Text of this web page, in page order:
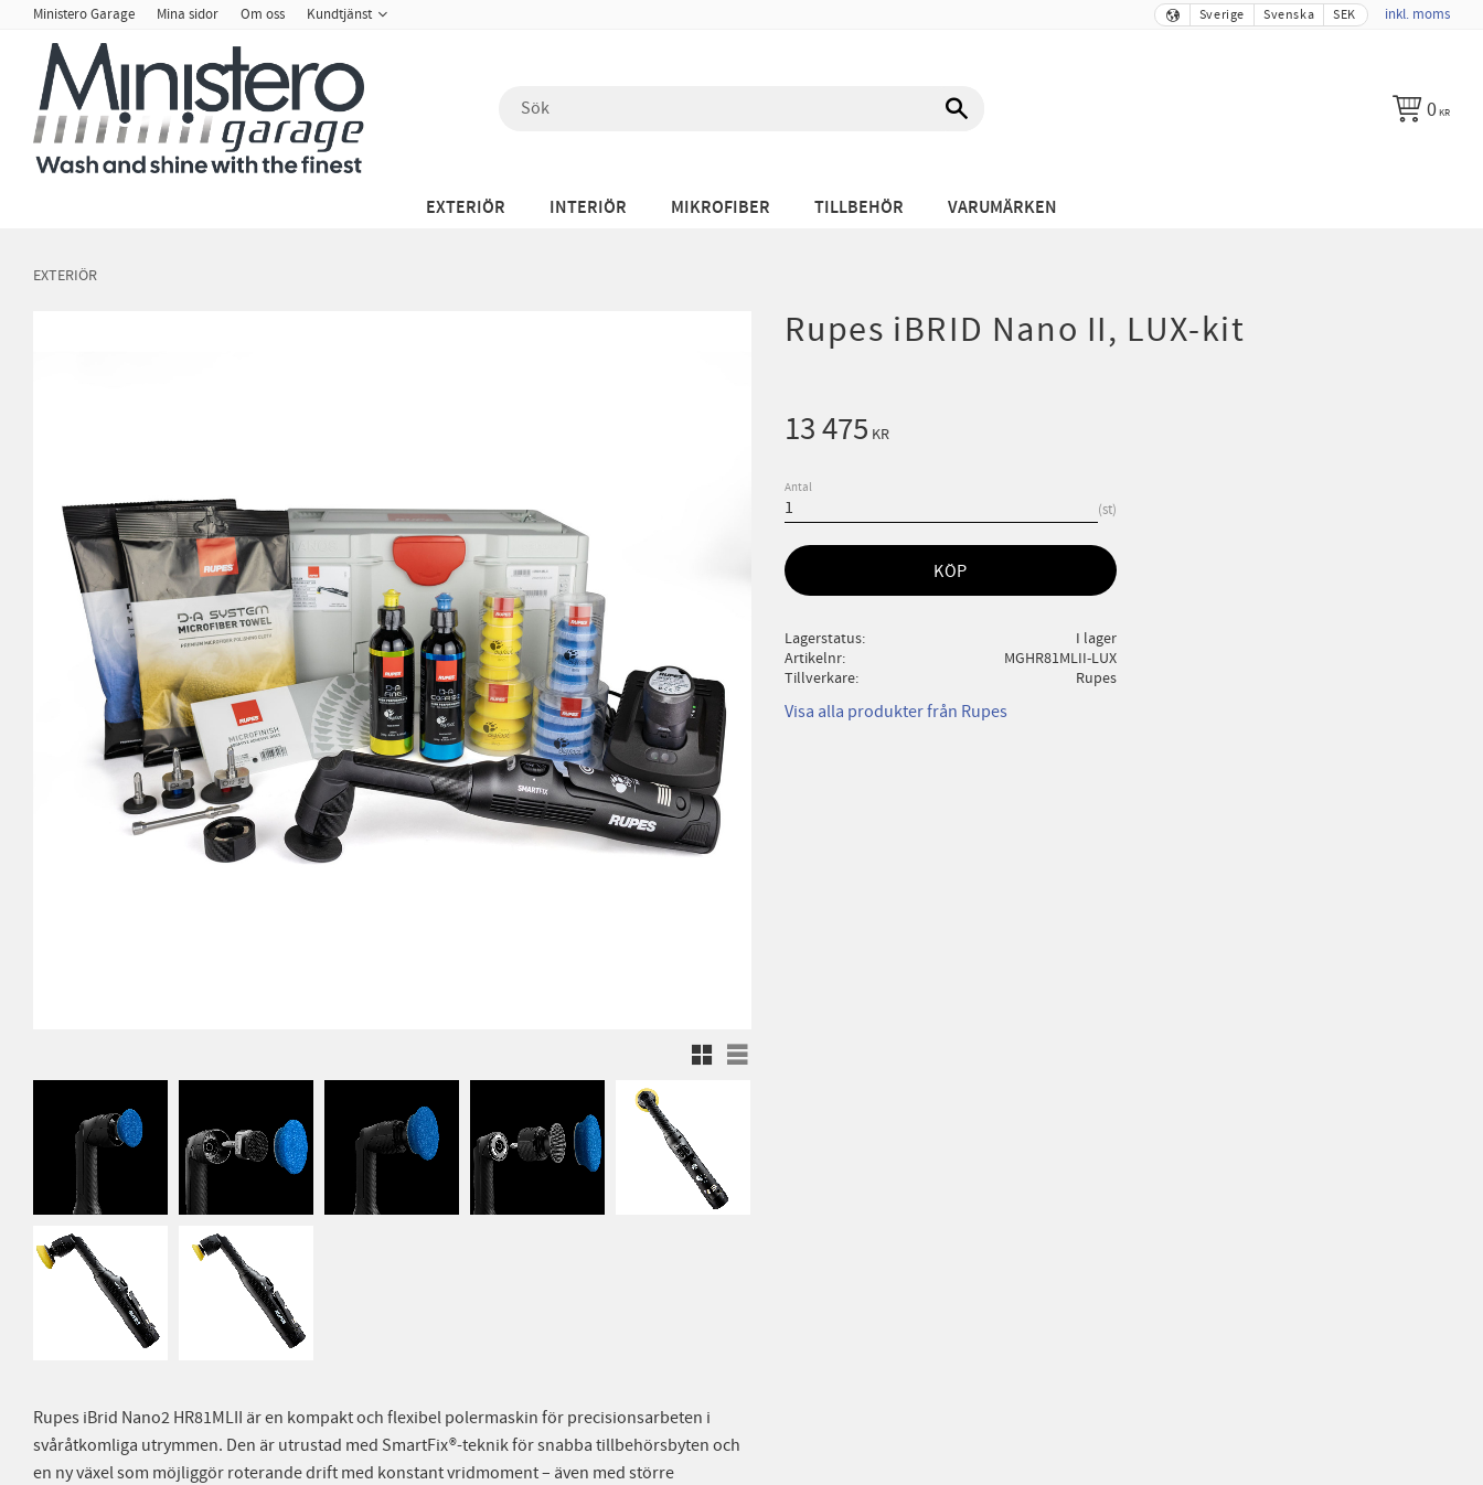
Ministero Garage Mina sidor Om oss Kundtjänst Sverige Svenska SEK inkl. moms
0KR
EXTERIÖR INTERIÖR MIKROFIBER TILLBEHÖR VARUMÄRKEN
EXTERIÖR
Rupes iBRID Nano II, LUX-kit
Rutnätsvy
Listvy
13 475 KR
Antal
st
KÖP
Lagerstatus
I lager
Artikelnr
MGHR81MLII-LUX
Tillverkare
Rupes
Visa alla produkter från Rupes
Rupes iBrid Nano2 HR81MLII är en kompakt och flexibel polermaskin för precisionsarbeten i
svåråtkomliga utrymmen. Den är utrustad med SmartFix®-teknik för snabba tillbehörsbyten och
en ny växel som möjliggör roterande drift med konstant vridmoment – även med större